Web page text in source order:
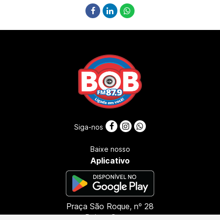
Praça São Roque, nº 28
Bairro: Centro
Siga-nos
Baixe nosso
Aplicativo